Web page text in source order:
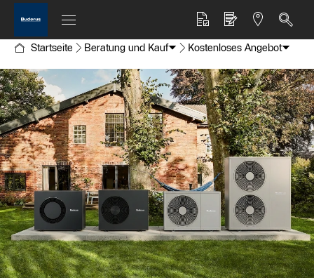
Startseite Beratung und Kauf Kostenloses Angebot